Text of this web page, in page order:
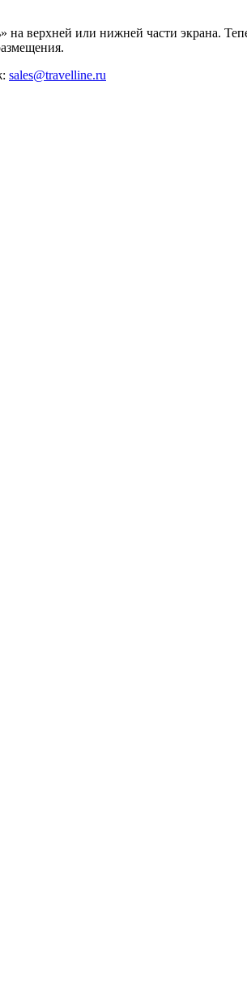
верхней или нижней части экрана.
sales@travelline.ru